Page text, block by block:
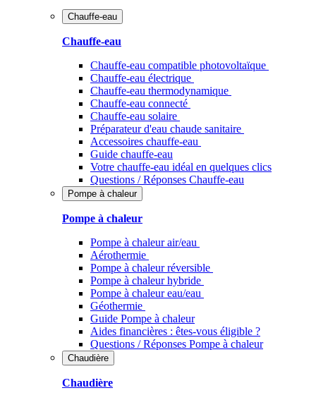
Chauffe-eau
Chauffe-eau
Chauffe-eau compatible photovoltaïque
Chauffe-eau électrique
Chauffe-eau thermodynamique
Chauffe-eau connecté
Chauffe-eau solaire
Préparateur d'eau chaude sanitaire
Accessoires chauffe-eau
Guide chauffe-eau
Votre chauffe-eau idéal en quelques clics
Questions / Réponses Chauffe-eau
Pompe à chaleur
Pompe à chaleur
Pompe à chaleur air/eau
Aérothermie
Pompe à chaleur réversible
Pompe à chaleur hybride
Pompe à chaleur​ eau/eau
Géothermie
Guide Pompe à chaleur
Aides financières : êtes-vous éligible ?
Questions / Réponses Pompe à chaleur
Chaudière
Chaudière